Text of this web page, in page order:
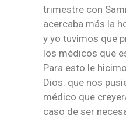
trimestre con
acercaba más la
y yo tuvimos que
los médicos que
Para esto le
Dios: que nos
médico que
caso de ser